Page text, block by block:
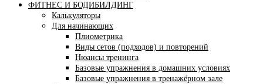
ФИТНЕС И БОДИБИЛДИНГ
Калькуляторы
Для начинающих
Плиометрика
Виды сетов (подходов) и повторений
Нюансы тренинга
Базовые упражнения в домашних условиях
Базовые упражнения в тренажёрном зале